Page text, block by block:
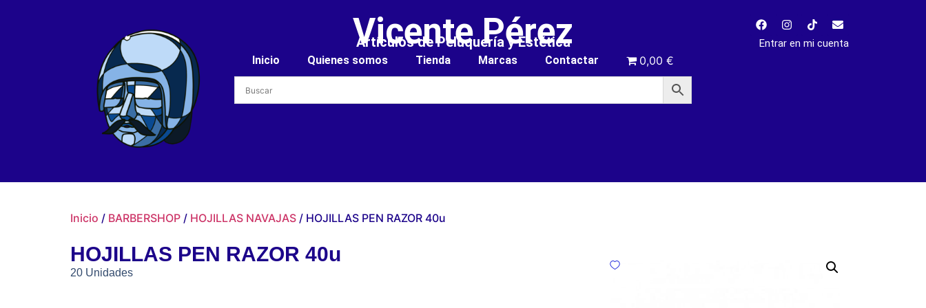
Vicente Pérez
Artículos de Peluquería y Estética
Inicio Quienes somos Tienda Marcas Contactar 0,00 €
Entrar en mi cuenta
Inicio / BARBERSHOP / HOJILLAS NAVAJAS / HOJILLAS PEN RAZOR 40u
HOJILLAS PEN RAZOR 40u
20 Unidades